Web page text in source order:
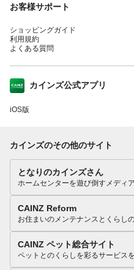
お客様サポート
ショッピングガイド
利用規約
よくある質問
カインズ公式アプリ
iOS版
カインズのその他のサイト
となりのカインズさん
ホームセンターを遊び倒すメディア
CAINZ Reform
お住まいのメンテナンスとくらし
CAINZ ペット総合サイト
ペットとのくらしを彩るサービス